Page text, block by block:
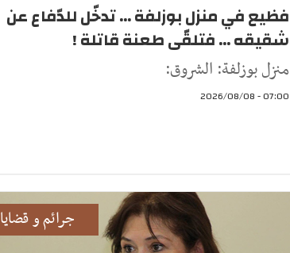
فظيع في منزل بوزلفة ... تدخّل للدّفاع عن
شقيقه ... فتلقّى طعنة قاتلة !
منزل بوزلفة: الشروق:
07:00 - 2026/08/08
جرائم و قضايا